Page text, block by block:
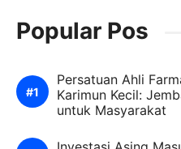
Popular Pos
Persatuan Ahli
Karimun Kecil:
untuk Masyarakat